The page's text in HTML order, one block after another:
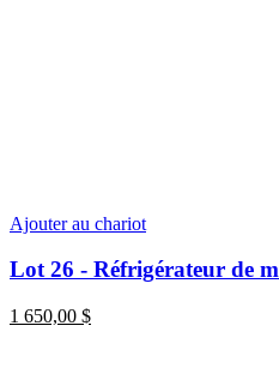
Ajouter au chariot
Lot 26 - Réfrigérateur de
1 650,00 $